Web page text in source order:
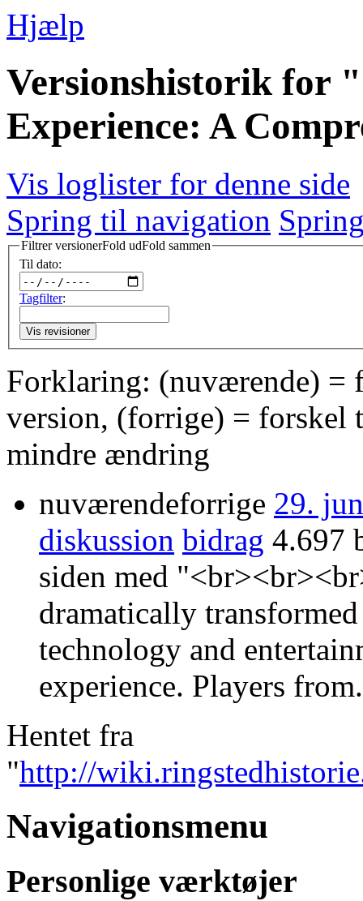
Hjælp
Versionshistorik for
Experience: A
Vis loglister for denne side
Spring til navigation
Filtrer versionerFold udFold sammen
Til dato:
Tagfilter:
Vis revisioner
Forklaring: (nuværende) =
version, (forrige) = forskel
mindre ændring
nuværendeforrige 29.
diskussion bidrag 4.697
siden med
dramatically
technology and
experience. Players
Hentet fra
"http://
Navigationsmenu
Personlige værktøjer